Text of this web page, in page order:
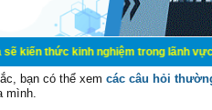
nghiệm trong lãnh vực cơ
bạn có thể xem các câu hỏi
mình.